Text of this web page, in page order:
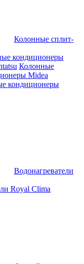
Колонные сплит-
кондиционеры
Колонные
Midea
кондиционеры
Водонагреватели
Royal Clima